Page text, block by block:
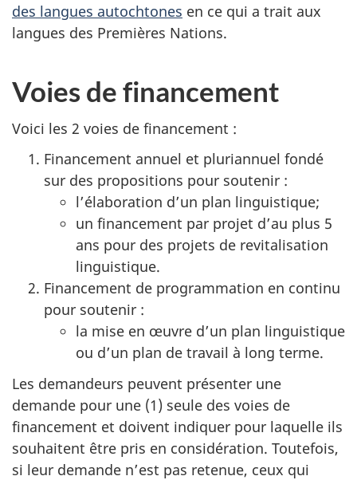
des langues autochtones en ce qui a trait aux
langues des Premières Nations.
Voies de financement
Voici les 2 voies de financement :
Financement annuel et pluriannuel fondé
sur des propositions pour soutenir :
l’élaboration d’un plan linguistique;
un financement par projet d’au plus 5
ans pour des projets de revitalisation
linguistique.
Financement de programmation en continu
pour soutenir :
la mise en œuvre d’un plan linguistique
ou d’un plan de travail à long terme.
Les demandeurs peuvent présenter une
demande pour une (1) seule des voies de
financement et doivent indiquer pour laquelle ils
souhaitent être pris en considération. Toutefois,
si leur demande n’est pas retenue, ceux qui